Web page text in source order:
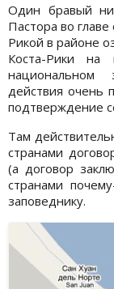
Один бравый
Пастора во
Рикой в районе
Коста-Рики на
национальном
действия очень
подтверждение
Там
странами
(а договор
странами
заповеднику.